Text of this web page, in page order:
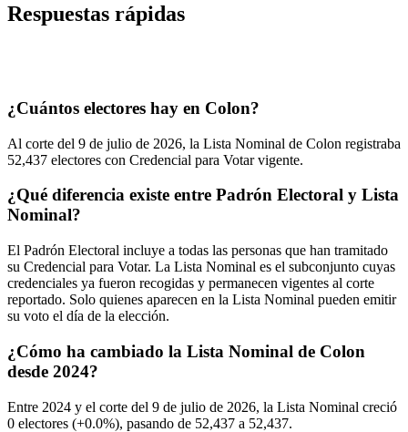
Respuestas rápidas
¿Cuántos electores hay en Colon?
Al corte del 9 de julio de 2026, la Lista Nominal de Colon registraba
52,437 electores con Credencial para Votar vigente.
¿Qué diferencia existe entre Padrón Electoral y Lista
Nominal?
El Padrón Electoral incluye a todas las personas que han tramitado
su Credencial para Votar. La Lista Nominal es el subconjunto cuyas
credenciales ya fueron recogidas y permanecen vigentes al corte
reportado. Solo quienes aparecen en la Lista Nominal pueden emitir
su voto el día de la elección.
¿Cómo ha cambiado la Lista Nominal de Colon
desde 2024?
Entre 2024 y el corte del 9 de julio de 2026, la Lista Nominal creció
0 electores (+0.0%), pasando de 52,437 a 52,437.